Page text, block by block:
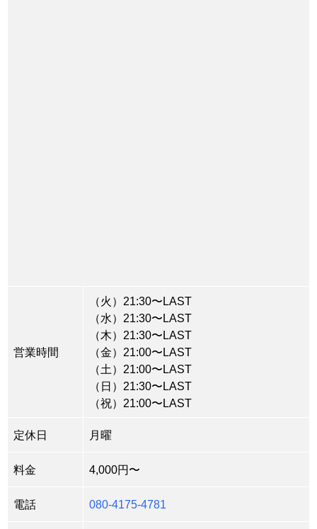
営業時間
（火）21:30〜LAST
（水）21:30〜LAST
（木）21:30〜LAST
（金）21:00〜LAST
（土）21:00〜LAST
（日）21:30〜LAST
（祝）21:00〜LAST
定休日 月曜
料金 4,000円〜
電話 080-4175-4781